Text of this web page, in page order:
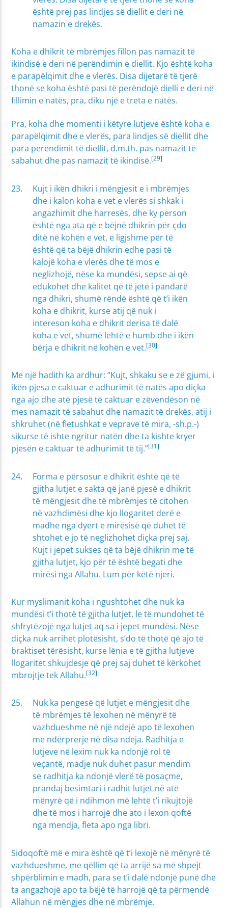
është prej pas lindjes së diellit e deri në
namazin e drekës.
Koha e dhikrit të mbrëmjes fillon pas namazit të
ikindisë e deri në perëndimin e diellit. Kjo është koha
e parapëlqimit dhe e vlerës. Disa dijetarë të tjerë
thonë se koha është pasi të perëndojë dielli e deri në
fillimin e natës, pra, diku një e treta e natës.
Pra, koha dhe momenti i këtyre lutjeve është koha e
parapëlqimit dhe e vlerës, para lindjes së diellit dhe
para perëndimit të diellit, d.m.th. pas namazit të
sabahut dhe pas namazit të ikindisë.[29]
Kujt i ikën dhikri i mëngjesit e i mbrëmjes
dhe i kalon koha e vet e vlerës si shkak i
angazhimit dhe harresës, dhe ky person
është nga ata që e bëjnë dhikrin për çdo
ditë në kohën e vet, e ligjshme për të
është që ta bëjë dhikrin edhe pasi të
kalojë koha e vlerës dhe të mos e
neglizhojë, nëse ka mundësi, sepse ai që
edukohet dhe kalitet që të jetë i pandarë
nga dhikri, shumë rëndë është që t’i ikën
koha e dhikrit, kurse atij që nuk i
intereson koha e dhikrit derisa të dalë
koha e vet, shumë lehtë e humb dhe i ikën
bërja e dhikrit në kohën e vet.[30]
Me një hadith ka ardhur: “Kujt, shkaku se e zë gjumi, i
ikën pjesa e caktuar e adhurimit të natës apo diçka
nga ajo dhe atë pjesë të caktuar e zëvendëson në
mes namazit të sabahut dhe namazit të drekës, atij i
shkruhet (në fletushkat e veprave të mira, -sh.p.-)
sikurse të ishte ngritur natën dhe ta kishte kryer
pjesën e caktuar të adhurimit të tij.”[31]
Forma e përsosur e dhikrit është që të
gjitha lutjet e sakta që janë pjesë e dhikrit
të mëngjesit dhe të mbrëmjes të citohen
në vazhdimësi dhe kjo llogaritet derë e
madhe nga dyert e mirësisë që duhet të
shtohet e jo të neglizhohet diçka prej saj.
Kujt i jepet sukses që ta bëjë dhikrin me të
gjitha lutjet, kjo për të është begati dhe
mirësi nga Allahu. Lum për këtë njeri.
Kur myslimanit koha i ngushtohet dhe nuk ka
mundësi t’i thotë të gjitha lutjet, le të mundohet të
shfrytëzojë nga lutjet aq sa i jepet mundësi. Nëse
diçka nuk arrihet plotësisht, s’do të thotë që ajo të
braktiset tërësisht, kurse lënia e të gjitha lutjeve
llogaritet shkujdesje që prej saj duhet të kërkohet
mbrojtje tek Allahu.[32]
Nuk ka pengesë që lutjet e mëngjesit dhe
të mbrëmjes të lexohen në mënyrë të
vazhdueshme në një ndejë apo të lexohen
me ndërprerje në disa ndeja. Radhitja e
lutjeve në lexim nuk ka ndonjë rol të
veçantë, madje nuk duhet pasur mendim
se radhitja ka ndonjë vlerë të posaçme,
prandaj besimtari i radhit lutjet në atë
mënyrë që i ndihmon më lehtë t’i rikujtojë
dhe të mos i harrojë dhe ato i lexon qoftë
nga mendja, fleta apo nga libri.
Sidoqoftë më e mira është që t’i lexojë në mënyrë të
vazhdueshme, me qëllim që ta arrijë sa më shpejt
shpërblimin e madh, para se t’i dalë ndonjë punë dhe
ta angazhojë apo ta bëjë të harrojë që ta përmendë
Allahun në mëngjes dhe në mbrëmje.